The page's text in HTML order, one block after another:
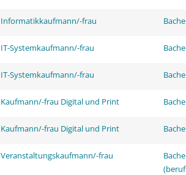
Informatikkaufmann/-frau
IT-Systemkaufmann/-frau
IT-Systemkaufmann/-frau
Kaufmann/-frau Digital und Print
Kaufmann/-frau Digital und Print
Veranstaltungskaufmann/-frau